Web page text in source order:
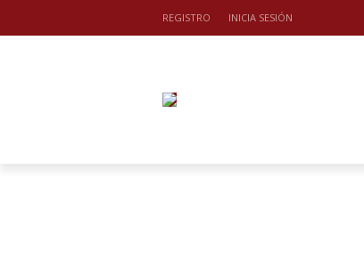
REGISTRO INICIA SESIÓN